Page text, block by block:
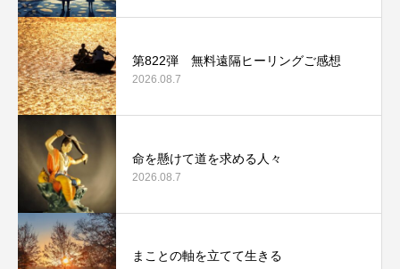
第822弾 無料遠隔ヒーリングご感想
2026.08.7
命を懸けて道を求める人々
2026.08.7
まことの軸を立てて生きる